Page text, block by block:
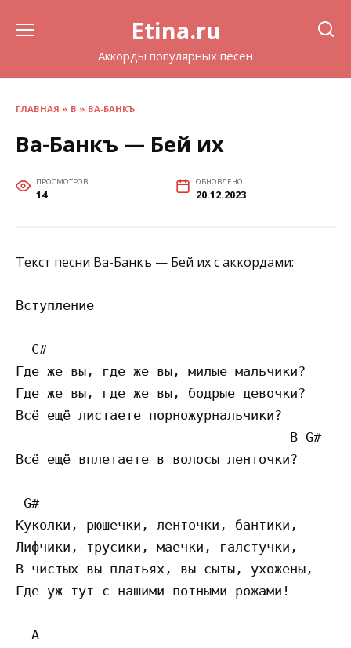
Etina.ru
Аккорды популярных песен
ГЛАВНАЯ » В » ВА-БАНКЪ
Ва-Банкъ — Бей их
ПРОСМОТРОВ
14
ОБНОВЛЕНО
20.12.2023
Текст песни Ва-Банкъ — Бей их с аккордами:
Вступление
  C#
Где же вы, где же вы, милые мальчики?
Где же вы, где же вы, бодрые девочки?
Всё ещё листаете порножурнальчики?
                                   B G#
Всё ещё вплетаете в волосы ленточки?
G#
Куколки, рюшечки, ленточки, бантики,
Лифчики, трусики, маечки, галстучки,
В чистых вы платьях, вы сыты, ухожены,
Где уж тут с нашими потными рожами!
  A